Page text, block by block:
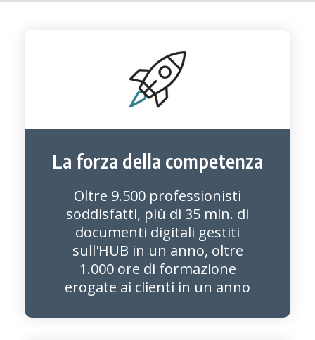
La forza della competenza
Oltre 9.500 professionisti
soddisfatti, più di 35 mln. di
documenti digitali gestiti
sull'HUB in un anno, oltre
1.000 ore di formazione
erogate ai clienti in un anno